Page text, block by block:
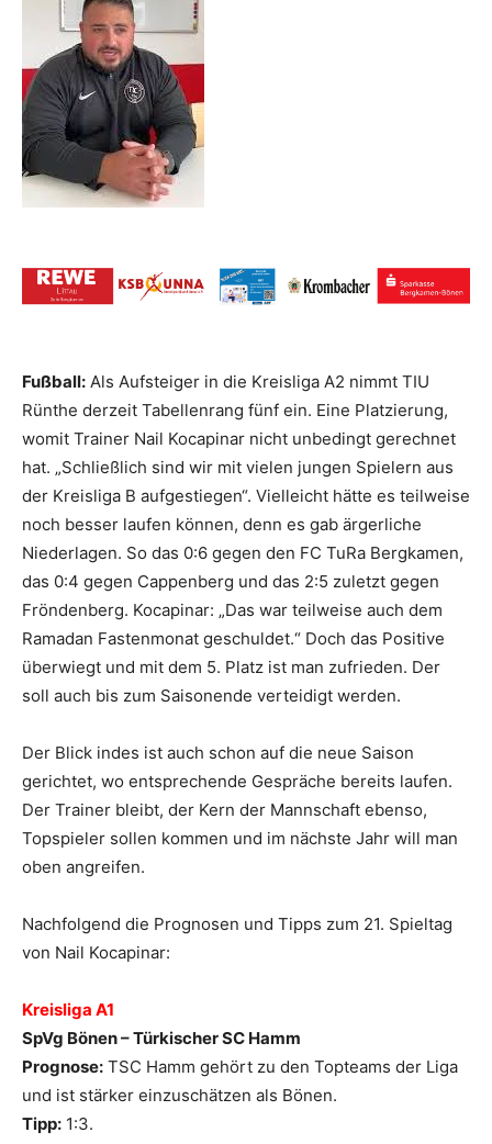
Fußball: Als Aufsteiger in die Kreisliga A2 nimmt TIU
Rünthe derzeit Tabellenrang fünf ein. Eine Platzierung,
womit Trainer Nail Kocapinar nicht unbedingt gerechnet
hat. „Schließlich sind wir mit vielen jungen Spielern aus
der Kreisliga B aufgestiegen“. Vielleicht hätte es teilweise
noch besser laufen können, denn es gab ärgerliche
Niederlagen. So das 0:6 gegen den FC TuRa Bergkamen,
das 0:4 gegen Cappenberg und das 2:5 zuletzt gegen
Fröndenberg. Kocapinar: „Das war teilweise auch dem
Ramadan Fastenmonat geschuldet.“ Doch das Positive
überwiegt und mit dem 5. Platz ist man zufrieden. Der
soll auch bis zum Saisonende verteidigt werden.
Der Blick indes ist auch schon auf die neue Saison
gerichtet, wo entsprechende Gespräche bereits laufen.
Der Trainer bleibt, der Kern der Mannschaft ebenso,
Topspieler sollen kommen und im nächste Jahr will man
oben angreifen.
Nachfolgend die Prognosen und Tipps zum 21. Spieltag
von Nail Kocapinar:
Kreisliga A1
SpVg Bönen – Türkischer SC Hamm
Prognose: TSC Hamm gehört zu den Topteams der Liga
und ist stärker einzuschätzen als Bönen.
Tipp: 1:3.